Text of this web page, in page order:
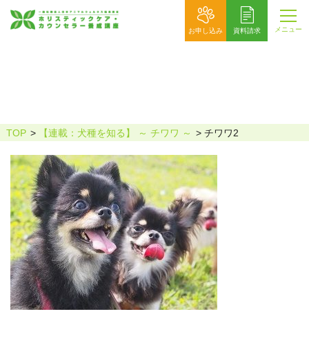
お申し込み 資料請求 メニュー
TOP 【連載：犬種を知る】 ～ チワワ ～ チワワ2